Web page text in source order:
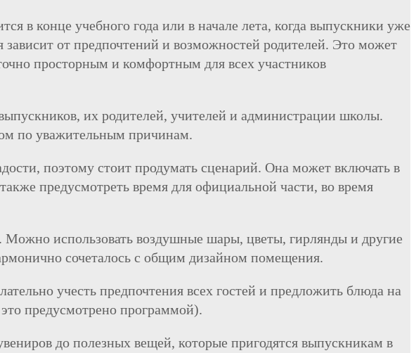
в конце учебного года или в начале лета, когда выпускники уже
от предпочтений и возможностей родителей. Это может
просторным и комфортным для всех участников
их родителей, учителей и администрации школы.
по уважительным причинам.
поэтому стоит продумать сценарий. Она может включать в
предусмотреть время для официальной части, во время
использовать воздушные шары, цветы, гирлянды и другие
сочеталось с общим дизайном помещения.
учесть предпочтения всех гостей и предложить блюда на
предусмотрено программой).
до полезных вещей, которые пригодятся выпускникам в